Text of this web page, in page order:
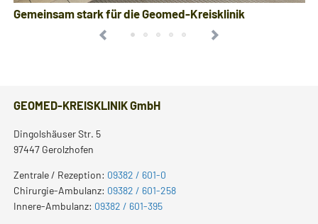
Gemeinsam stark für die Geomed-Kreisklinik
GEOMED-KREISKLINIK GmbH
Dingolshäuser Str. 5
97447 Gerolzhofen
Zentrale / Rezeption: 09382 / 601-0
Chirurgie-Ambulanz: 09382 / 601-258
Innere-Ambulanz: 09382 / 601-395